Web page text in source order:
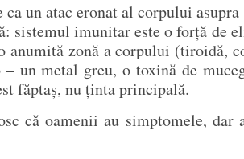
un atac eronat al corpului
imunitar este o forță de
anumită zonă a corpului (tiroidă,
un metal greu, o toxină de
făptaș, nu ținta principală.
că oamenii au simptomele, dar